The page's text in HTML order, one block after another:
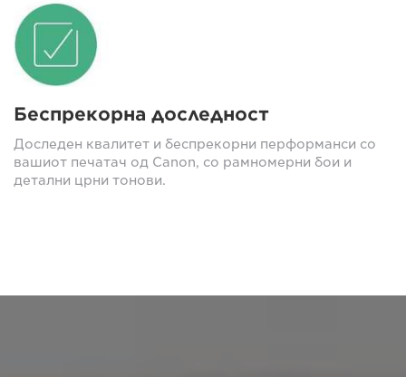
Беспрекорна доследност
Доследен квалитет и беспрекорни перформанси со
вашиот печатач од Canon, со рамномерни бои и
детални црни тонови.